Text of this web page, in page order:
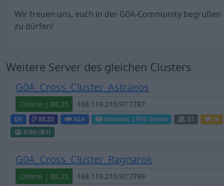
Wir freuen uns, euch in der G0A-Community begrüßen
zu dürfen!
Weitere Server des gleichen Clusters
G0A_Cross_Cluster_Astraeos
Online | 88.25
DE 88.25 ASA Astraeos | PVE Server 37
24
0/50 (Ø1)
G0A_Cross_Cluster_Ragnarok
Online | 88.25